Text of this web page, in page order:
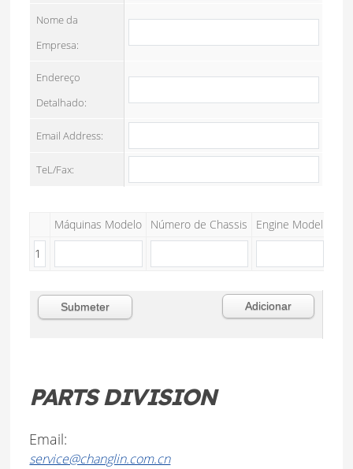
Nome da
Empresa:
Endereço
Detalhado:
Email Address:
TeL/Fax:
Máquinas Modelo Número de Chassis Engine Model
PARTS DIVISION
Email:
service@changlin.com.cn